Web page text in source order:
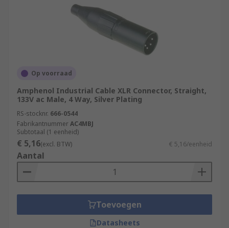
Op voorraad
Amphenol Industrial Cable XLR Connector, Straight,
133V ac Male, 4 Way, Silver Plating
RS-stocknr. 666-0544
FabrikantnummerAC4MBJ
Subtotaal (1 eenheid)
€ 5,16(excl. BTW) € 5,16/eenheid
Aantal
Toevoegen
Datasheets